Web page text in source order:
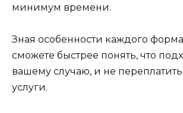
минимум времени.
Зная особенности каждого
сможете быстрее понять, что
вашему случаю, и не
услуги.